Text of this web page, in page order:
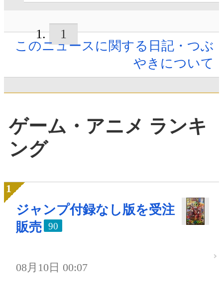
1
このニュースに関する日記・つぶ
やきについて
ゲーム・アニメ ランキ
ング
ジャンプ付録なし版を受注
販売
90
08月10日 00:07